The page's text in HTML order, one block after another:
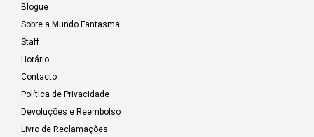
Blogue
Sobre a Mundo Fantasma
Staff
Horário
Contacto
Política de Privacidade
Devoluções e Reembolso
Livro de Reclamações